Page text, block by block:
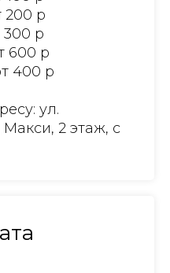
200 р
300 р
600 р
400 р
ул.
2 этаж, с